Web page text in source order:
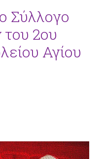
Σύλλογο
2ου
Αγίου